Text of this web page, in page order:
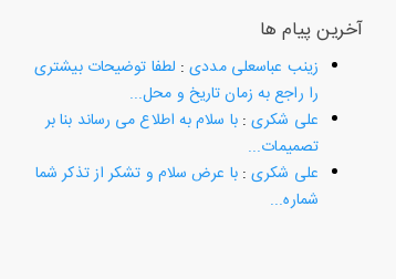
آخرین پیام ها
زینب عباسعلی مددی: لطفا توضیحات بیشتری
را راجع به زمان تاریخ و محل...
علی شکری:با سلام به اطلاع می رساند بنا بر
تصمیمات...
علی شکری:با عرض سلام و تشکر از تذکر شما
شماره...